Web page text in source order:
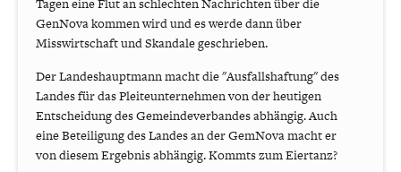
Tagen eine Flut an schlechten Nachrichten über die
GenNova kommen wird und es werde dann über
Misswirtschaft und Skandale geschrieben.
Der Landeshauptmann macht die "Ausfallshaftung" des
Landes für das Pleiteunternehmen von der heutigen
Entscheidung des Gemeindeverbandes abhängig. Auch
eine Beteiligung des Landes an der GemNova macht er
von diesem Ergebnis abhängig. Kommts zum Eiertanz?